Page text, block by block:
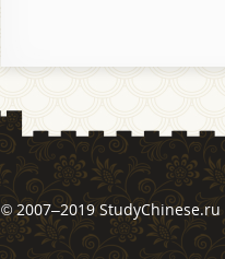
© 2007–2019 StudyChinese.ru